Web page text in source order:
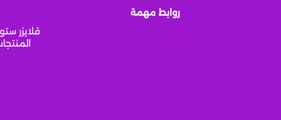
قلايزر
روابط مهمة